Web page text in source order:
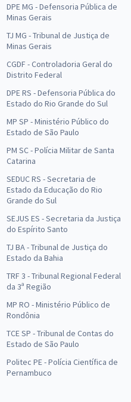
DPE MG - Defensoria Pública de
Minas Gerais
TJ MG - Tribunal de Justiça de
Minas Gerais
CGDF - Controladoria Geral do
Distrito Federal
DPE RS - Defensoria Pública do
Estado do Rio Grande do Sul
MP SP - Ministério Público do
Estado de São Paulo
PM SC - Polícia Militar de Santa
Catarina
SEDUC RS - Secretaria de
Estado da Educação do Rio
Grande do Sul
SEJUS ES - Secretaria da Justiça
do Espírito Santo
TJ BA - Tribunal de Justiça do
Estado da Bahia
TRF 3 - Tribunal Regional Federal
da 3ª Região
MP RO - Ministério Público de
Rondônia
TCE SP - Tribunal de Contas do
Estado de São Paulo
Politec PE - Polícia Científica de
Pernambuco